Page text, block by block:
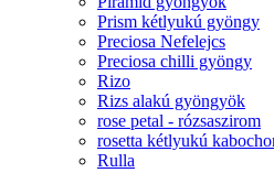
Prism kétlyukú gyöngy
Preciosa Nefelejcs
Preciosa chilli gyöngy
Rizo
Rizs alakú gyöngyök
rose petal - rózsaszirom
rosetta kétlyukú
Rulla